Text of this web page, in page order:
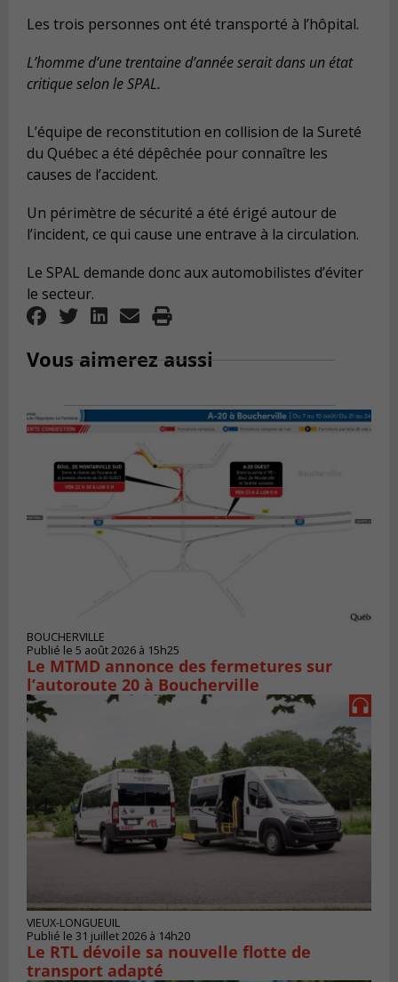
Les trois personnes ont été transporté à l’hôpital.
L’homme d’une trentaine d’année serait dans un état
critique selon le SPAL.
L’équipe de reconstitution en collision de la Sureté
du Québec a été dépêchée pour connaître les
causes de l’accident.
Un périmètre de sécurité a été érigé autour de
l’incident, ce qui cause une entrave à la circulation.
Le SPAL demande donc aux automobilistes d’éviter
le secteur.
Vous aimerez aussi
BOUCHERVILLE
Publié le 5 août 2026 à 15h25
Le MTMD annonce des fermetures sur
l’autoroute 20 à Boucherville
VIEUX-LONGUEUIL
Publié le 31 juillet 2026 à 14h20
Le RTL dévoile sa nouvelle flotte de
transport adapté